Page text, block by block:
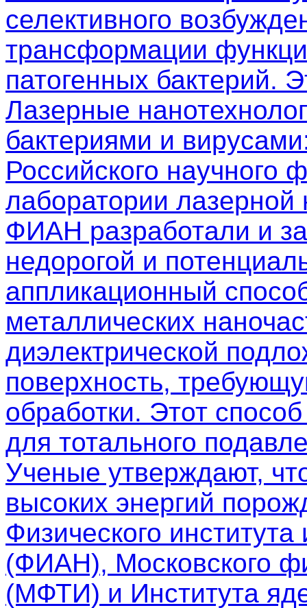
селективного
трансформации
патогенных бактерий.
Лазерные
бактериями и вирусами
Российского
лаборатории
ФИАН разработали и
недорогой и
аппликационный
металлических
диэлектрической
поверхность,
обработки. Этот
для тотального
Ученые утверждают,
высоких энергий
Физического
(ФИАН), Московского
(МФТИ) и Института